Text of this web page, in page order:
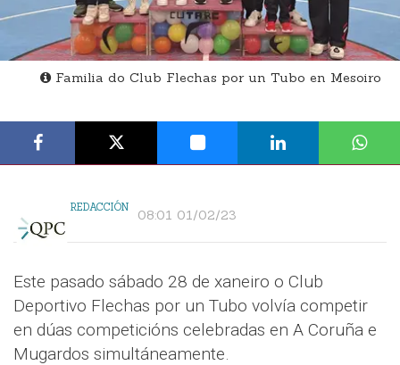
Familia do Club Flechas por un Tubo en Mesoiro
REDACCIÓN 08:01 01/02/23
Este pasado sábado 28 de xaneiro o Club
Deportivo Flechas por un Tubo volvía competir
en dúas competicións celebradas en A Coruña e
Mugardos simultáneamente.